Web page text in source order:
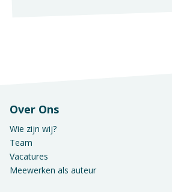
Over Ons
Wie zijn wij?
Team
Vacatures
Meewerken als auteur